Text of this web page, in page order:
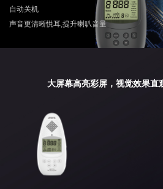
自动关机
声音更清晰悦耳,提升喇叭音量
大屏幕高亮彩屏，视觉效果直